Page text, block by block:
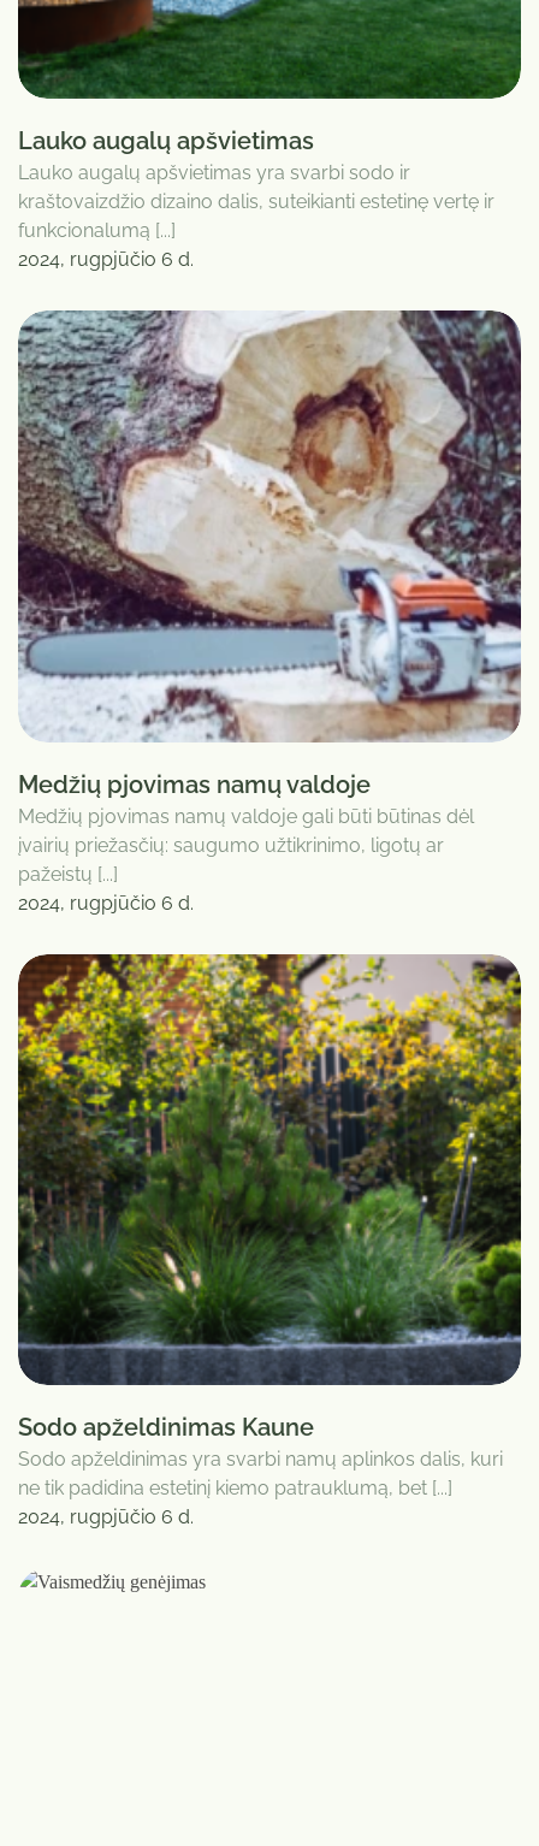
Lauko augalų apšvietimas
Lauko augalų apšvietimas yra svarbi sodo ir
kraštovaizdžio dizaino dalis, suteikianti estetinę vertę ir
funkcionalumą [...]
2024, rugpjūčio 6 d.
Medžių pjovimas namų valdoje
Medžių pjovimas namų valdoje gali būti būtinas dėl
įvairių priežasčių: saugumo užtikrinimo, ligotų ar
pažeistų [...]
2024, rugpjūčio 6 d.
Sodo apželdinimas Kaune
Sodo apželdinimas yra svarbi namų aplinkos dalis, kuri
ne tik padidina estetinį kiemo patrauklumą, bet [...]
2024, rugpjūčio 6 d.